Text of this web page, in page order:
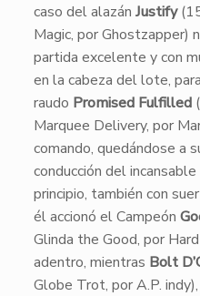
caso del alazán Justify
Magic, por Ghostzapper)
partida excelente y con
en la cabeza del lote,
raudo Promised Fulfilled
Marquee Delivery, por
comando, quedándose a
conducción del incansable
principio, también con
él accionó el Campeón
Glinda the Good, por
adentro, mientras Bolt
Globe Trot, por A.P.